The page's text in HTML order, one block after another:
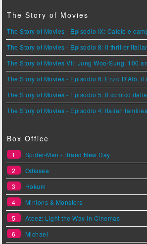
The Story of Movies
The Story of Movies - Episodio IX: Calcio e
The Story of Movies - Episodio 8: Il thriller
The Story of Movies VII: Jung Woo-Sung, 100
The Story of Movies - Episodio 6: Enzo D'Alò,
The Story of Movies - Episodio 5: Il comico
The Story of Movies - Episodio 4: Italian families
Box Office
1
Spider-Man - Brand New Day
2
Odissea
3
Hokum
4
Minions & Monsters
5
Ateez: Light the Way in Cinemas
6
Michael